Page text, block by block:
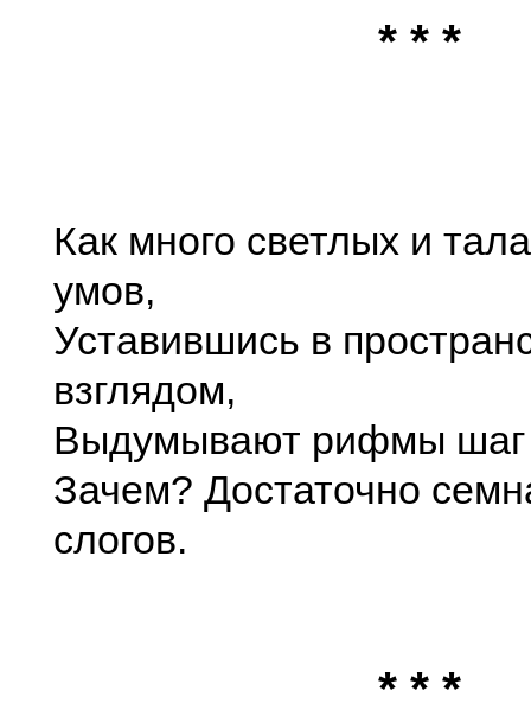
* * *
Как много светлых и
умов,
Уставившись в
взглядом,
Выдумывают рифмы
Зачем? Достаточно
слогов.
* * *